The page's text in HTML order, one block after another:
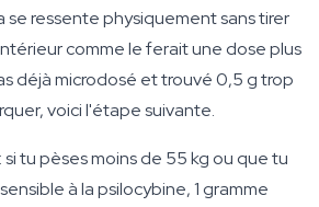
se ressente physiquement sans tirer
comme le ferait une dose plus
déjà microdosé et trouvé 0,5 g trop
voici l'étape suivante.
tu pèses moins de 55 kg ou que tu
à la psilocybine, 1 gramme